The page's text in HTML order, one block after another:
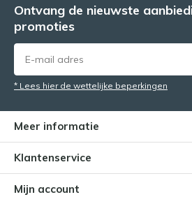
Ontvang de nieuwste
promoties
* Lees hier de wettelijke beperkingen
Meer informatie
Klantenservice
Mijn account